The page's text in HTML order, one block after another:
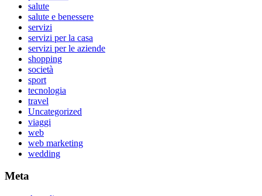
salute
salute e benessere
servizi
servizi per la casa
servizi per le aziende
shopping
società
sport
tecnologia
travel
Uncategorized
viaggi
web
web marketing
wedding
Meta